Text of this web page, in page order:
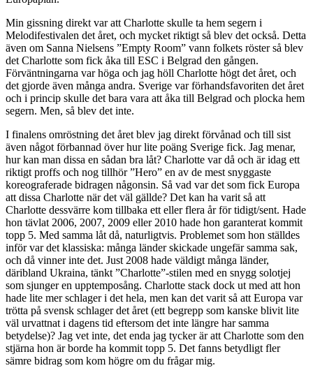
Min gissning direkt var att Charlotte skulle ta hem segern i
Melodifestivalen det året, och mycket riktigt så blev det också. Detta
även om Sanna Nielsens ”Empty Room” vann folkets röster så blev
det Charlotte som fick åka till ESC i Belgrad den gången.
Förväntningarna var höga och jag höll Charlotte högt det året, och
det gjorde även många andra. Sverige var förhandsfavoriten det året
och i princip skulle det bara vara att åka till Belgrad och plocka hem
segern. Men, så blev det inte.
I finalens omröstning det året blev jag direkt förvånad och till sist
även något förbannad över hur lite poäng Sverige fick. Jag menar,
hur kan man dissa en sådan bra låt? Charlotte var då och är idag ett
riktigt proffs och nog tillhör ”Hero” en av de mest snyggaste
koreograferade bidragen någonsin. Så vad var det som fick Europa
att dissa Charlotte när det väl gällde? Det kan ha varit så att
Charlotte dessvärre kom tillbaka ett eller flera år för tidigt/sent. Hade
hon tävlat 2006, 2007, 2009 eller 2010 hade hon garanterat kommit
topp 5. Med samma låt då, naturligtvis. Problemet som hon ställdes
inför var det klassiska: många länder skickade ungefär samma sak,
och då vinner inte det. Just 2008 hade väldigt många länder,
däribland Ukraina, tänkt ”Charlotte”-stilen med en snygg solotjej
som sjunger en upptemposång. Charlotte stack dock ut med att hon
hade lite mer schlager i det hela, men kan det varit så att Europa var
trötta på svensk schlager det året (ett begrepp som kanske blivit lite
väl urvattnat i dagens tid eftersom det inte längre har samma
betydelse)? Jag vet inte, det enda jag tycker är att Charlotte som den
stjärna hon är borde ha kommit topp 5. Det fanns betydligt fler
sämre bidrag som kom högre om du frågar mig.